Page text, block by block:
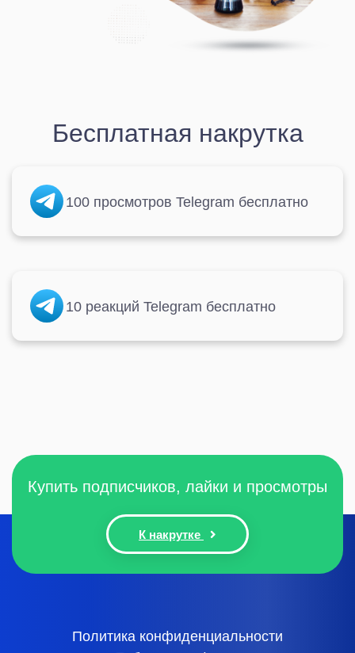
Бесплатная накрутка
100 просмотров Telegram бесплатно
10 реакций Telegram бесплатно
Купить подписчиков, лайки и просмотры
К накрутке
Политика конфиденциальности